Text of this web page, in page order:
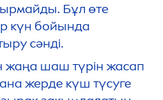
Бұл өте
күн бойында
сәнді.
жаңа шаш түрін жасап
жерде күш түсуге